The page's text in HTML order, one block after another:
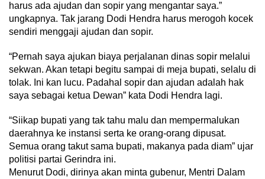
harus ada ajudan dan sopir yang mengantar saya.”
ungkapnya. Tak jarang Dodi Hendra harus merogoh kocek
sendiri menggaji ajudan dan sopir.
“Pernah saya ajukan biaya perjalanan dinas sopir melalui
sekwan. Akan tetapi begitu sampai di meja bupati, selalu di
tolak. Ini kan lucu. Padahal sopir dan ajudan adalah hak
saya sebagai ketua Dewan” kata Dodi Hendra lagi.
“Siikap bupati yang tak tahu malu dan mempermalukan
daerahnya ke instansi serta ke orang-orang dipusat.
Semua orang takut sama bupati, makanya pada diam” ujar
politisi partai Gerindra ini.
Menurut Dodi, dirinya akan minta gubenur, Mentri Dalam